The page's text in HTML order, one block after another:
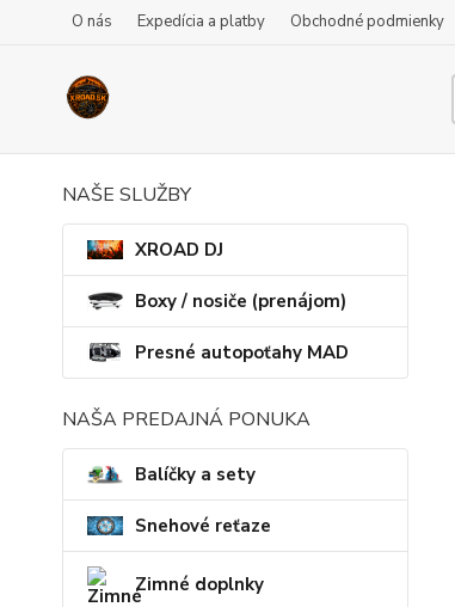
O nás Expedícia a platby Obchodné podmienky
NAŠE SLUŽBY
XROAD DJ
Boxy / nosiče (prenájom)
Presné autopoťahy MAD
NAŠA PREDAJNÁ PONUKA
Balíčky a sety
Snehové reťaze
Zimné doplnky